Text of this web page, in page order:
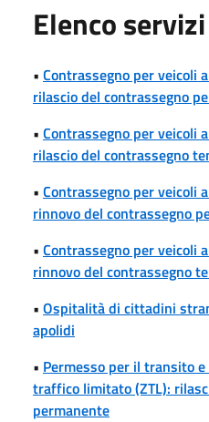
Elenco
• Contrassegno per veicoli
rilascio del contrassegno
• Contrassegno per veicoli
rilascio del contrassegno
• Contrassegno per veicoli
rinnovo del contrassegno
• Contrassegno per veicoli
rinnovo del contrassegno
• Ospitalità di cittadini
apolidi
• Permesso per il transito
traffico limitato (ZTL):
permanente